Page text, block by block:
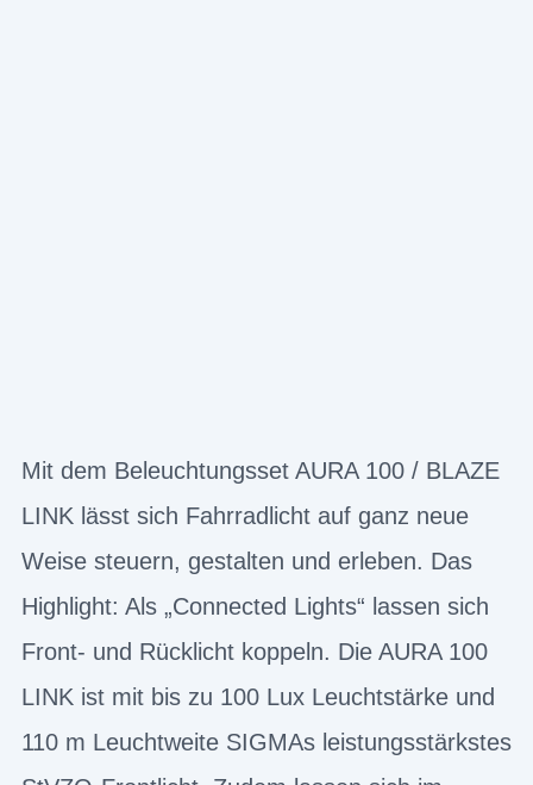
Mit dem Beleuchtungsset AURA 100 / BLAZE
LINK lässt sich Fahrradlicht auf ganz neue
Weise steuern, gestalten und erleben. Das
Highlight: Als „Connected Lights“ lassen sich
Front- und Rücklicht koppeln. Die AURA 100
LINK ist mit bis zu 100 Lux Leuchtstärke und
110 m Leuchtweite SIGMAs leistungsstärkstes